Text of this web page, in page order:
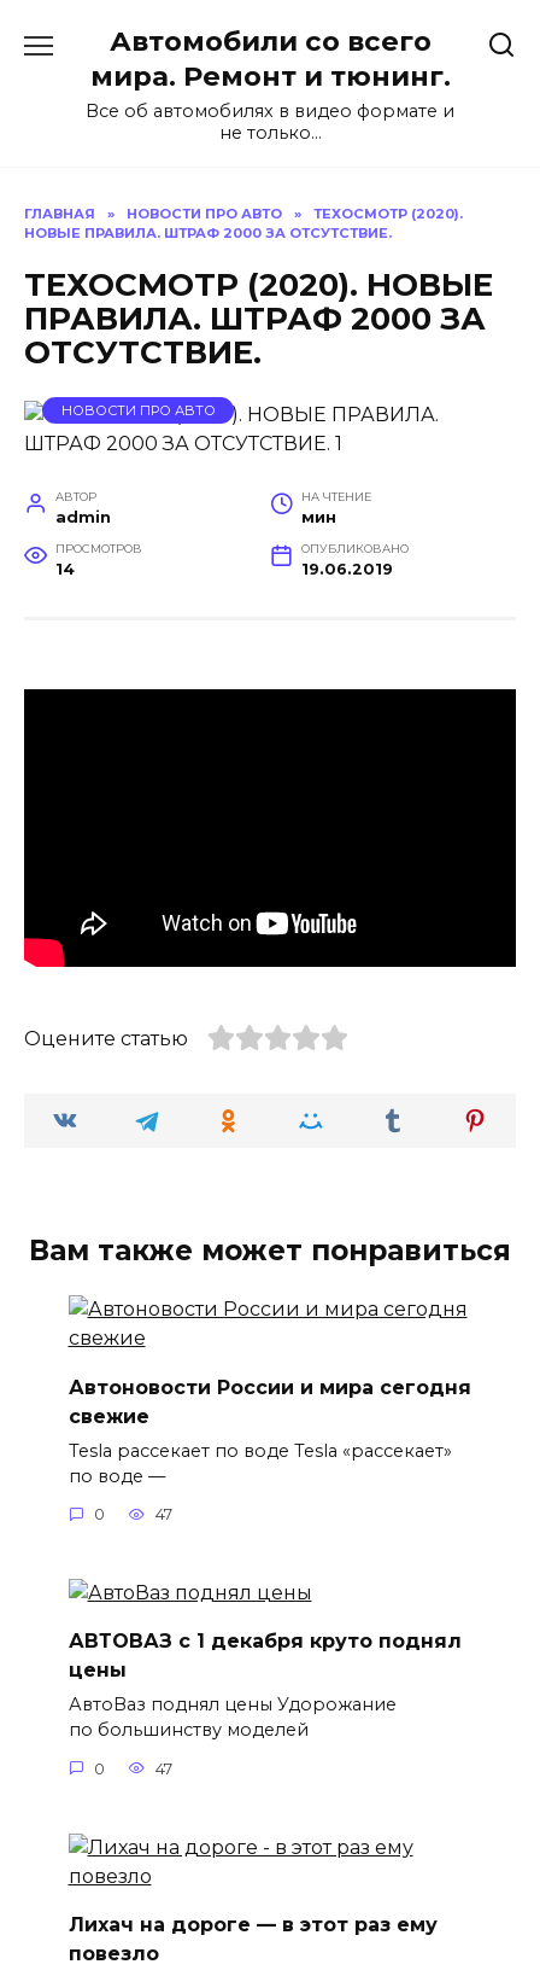
содержанию
Автомобили со всего
мира. Ремонт и тюнинг.
Все об автомобилях в видео формате и
не только…
ГЛАВНАЯ » НОВОСТИ ПРО АВТО »
ТЕХОСМОТР (2020).
НОВЫЕ ПРАВИЛА. ШТРАФ 2000 ЗА ОТСУТСТВИЕ.
ТЕХОСМОТР (2020). НОВЫЕ
ПРАВИЛА. ШТРАФ 2000 ЗА
ОТСУТСТВИЕ.
НОВОСТИ ПРО АВТО
АВТОР
admin
НА ЧТЕНИЕ
мин
ПРОСМОТРОВ
14
ОПУБЛИКОВАНО
19.06.2019
Оцените статью
Вам также может понравиться
Автоновости России и мира сегодня
свежие
Tesla рассекает по воде Tesla «рассекает»
по воде —
0 47
АВТОВАЗ с 1 декабря круто поднял
цены
АвтоВаз поднял цены Удорожание
по большинству моделей
0 47
Лихач на дороге — в этот раз ему
повезло